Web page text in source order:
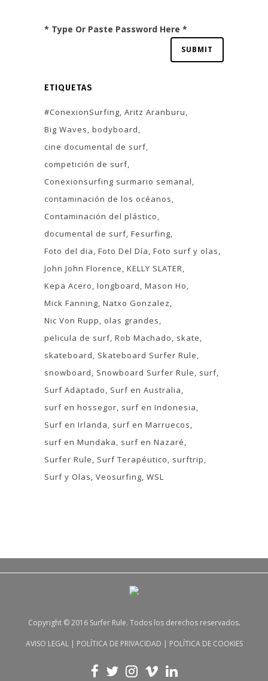
* Type Or Paste Password Here *
ETIQUETAS
#ConexionSurfing Aritz Aranburu
Big Waves bodyboard
cine documental de surf
competición de surf
Conexionsurfing surmario semanal
contaminación de los océanos
Contaminación del plástico
documental de surf Fesurfing
Foto del dia Foto Del Día Foto surf y olas
John John Florence KELLY SLATER
Kepa Acero longboard Mason Ho
Mick Fanning Natxo Gonzalez
Nic Von Rupp
olas grandes
pelicula de surf Rob Machado
skate
skateboard
Skateboard Surfer Rule
snowboard
Snowboard Surfer Rule
surf
Surf Adaptado
Surf en Australia
surf en hossegor surf en Indonesia
Surf en Irlanda
surf en Marruecos
surf en Mundaka
surf en Nazaré
Surfer Rule
Surf Terapéutico
surftrip
Surf y Olas Veosurfing WSL
Copyright © 2016 Surfer Rule. Todos los derechos reservados.
AVISO LEGAL| POLÍTICA DE PRIVACIDAD | POLÍTICA DE COOKIES